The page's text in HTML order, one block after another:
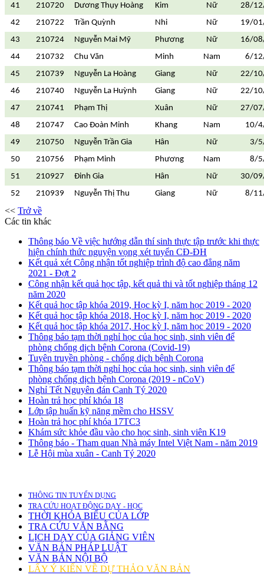
41
210720 Dương Thụy Hoàng Kim Nữ
28/
42
210722 Trần Quỳnh Nhi Nữ
19/
43
210724 Nguyễn Mai Mỹ Phương Nữ
16/
44
210732 Chu Văn Minh Nam
6/
45
210739 Nguyễn La Hoàng Giang Nữ
22/
46
210740 Nguyễn La Huỳnh Giang Nữ
22/
47
210741 Phạm Thị Xuân Nữ
27/
48
210747 Cao Đoàn Minh Khang Nam
10/
49
210750 Nguyễn Trần Gia Hân Nữ
3/
50
210756 Phạm Minh Phương Nam
8/
51
210927 Đinh Gia Hân Nữ
30/
52
210939 Nguyễn Thị Thu Giang Nữ 8/
<< Trở về
Các tin khác
Thông báo Về việc hướng dẫn thí sinh thực tập trước khi thực
hiện chính thức nguyện vọng xét tuyển CĐ-ĐH
Kết quả xét Công nhận tốt nghiệp trình độ cao đẳng năm
2021 - Đợt 2
Công nhận kết quả học tập, kết quả thi và tốt nghiệp tháng 12
năm 2020
Kết quả học tập khóa 2019, Học kỳ I, năm học 2019 - 2020
Kết quả học tập khóa 2018, Học kỳ I, năm học 2019 - 2020
Kết quả học tập khóa 2017, Học kỳ I, năm học 2019 - 2020
Thông báo tạm thời nghỉ học của học sinh, sinh viên để
phòng chống dịch bệnh Corona (Covid-19)
Tuyên truyền phòng - chống dịch bệnh Corona
Thông báo tạm thời nghỉ học của học sinh, sinh viên để
phòng chống dịch bệnh Corona (2019 - nCoV)
Nghỉ Tết Nguyên đán Canh Tý 2020
Hoàn trả học phí khóa 18
Lớp tập huấn kỹ năng mềm cho HSSV
Hoàn trả học phí khóa 17TC3
Khám sức khỏe đầu vào cho học sinh, sinh viên K19
Thông báo - Tham quan Nhà máy Intel Việt Nam - năm 2019
Lễ Hội mùa xuân - Canh Tý 2020
THÔNG TIN TUYỂN DỤNG
TRA CỨU HOẠT ĐỘNG DẠY - HỌC
THỜI KHÓA BIỂU CỦA LỚP
TRA CỨU VĂN BẰNG
LỊCH DẠY CỦA GIẢNG VIÊN
VĂN BẢN PHÁP LUẬT
VĂN BẢN NỘI BỘ
LẤY Ý KIẾN VỀ DỰ THẢO VĂN BẢN